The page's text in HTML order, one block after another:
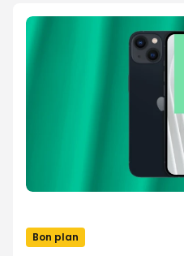
Bon plan